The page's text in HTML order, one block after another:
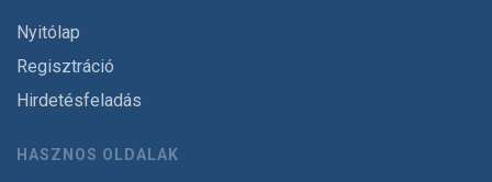
Nyitólap
Regisztráció
Hirdetésfeladás
HASZNOS OLDALAK